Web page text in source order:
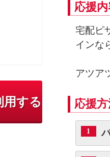
用する
応援
宅配ピ
インな
アツア
応援
1